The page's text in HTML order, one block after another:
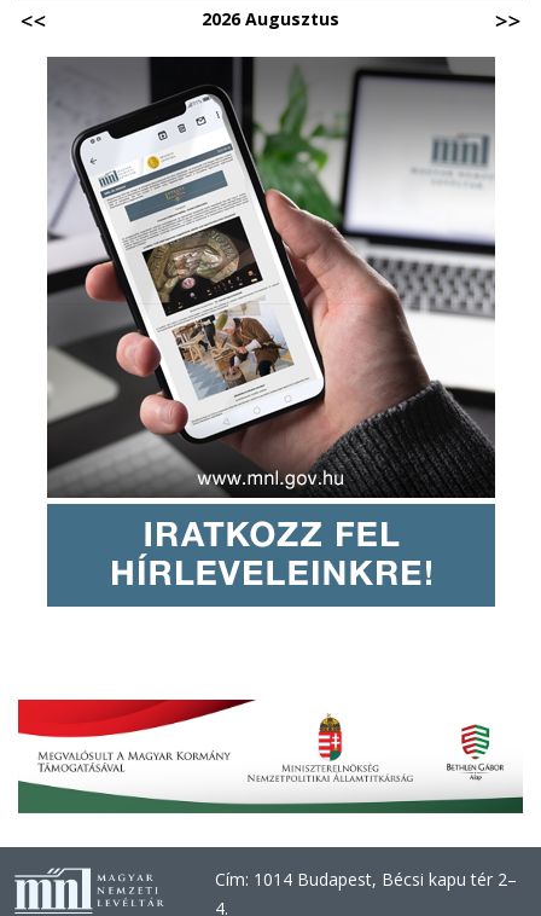
2026 Augusztus
Cím: 1014 Budapest, Bécsi kapu tér 2–
4.